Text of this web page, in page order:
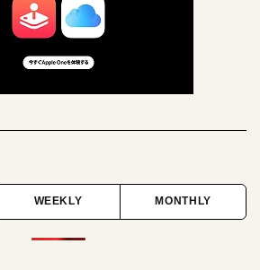
WEEKLY MONTHLY